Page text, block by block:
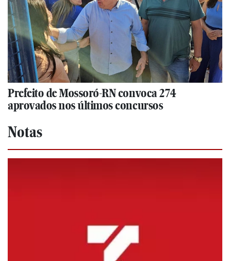
Prefeito de Mossoró-RN convoca 274
aprovados nos últimos concursos
Notas